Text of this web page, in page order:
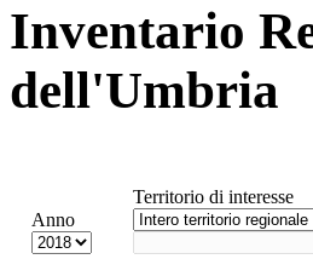
Inventario
dell'Umbria
Anno
Territorio di interesse